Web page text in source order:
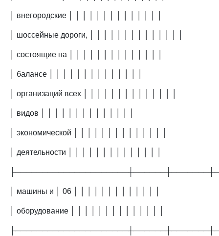
│ внегородские │ │ │ │ │ │ │ │ │ │ │ │ │ │
│ шоссейные дороги, │ │ │ │ │ │ │ │ │ │ │ │ │ │
│ состоящие на │ │ │ │ │ │ │ │ │ │ │ │ │ │
│ балансе │ │ │ │ │ │ │ │ │ │ │ │ │ │
│ организаций всех │ │ │ │ │ │ │ │ │ │ │ │ │ │
│ видов │ │ │ │ │ │ │ │ │ │ │ │ │ │
│ экономической │ │ │ │ │ │ │ │ │ │ │ │ │ │
│ деятельности │ │ │ │ │ │ │ │ │ │ │ │ │ │
│ машины и │ 06 │ │ │ │ │ │ │ │ │ │ │ │ │
│ оборудование │ │ │ │ │ │ │ │ │ │ │ │ │ │